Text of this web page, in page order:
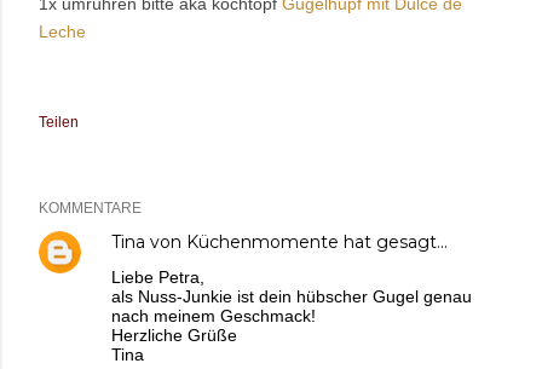
Leche
Teilen
KOMMENTARE
Tina von Küchenmomente hat gesagt…
Liebe Petra,
als Nuss-Junkie ist dein hübscher Gugel genau
nach meinem Geschmack!
Herzliche Grüße
Tina